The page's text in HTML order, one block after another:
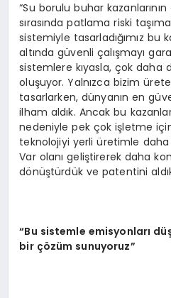
“Su borulu buhar
sırasında patlama riski
sistemiyle tasarladığımız bu
altında güvenli çalışmayı
sistemlere kıyasla, çok daha
oluşuyor. Yalnızca bizim
tasarlarken, dünyanın en
ilham aldık. Ancak bu
nedeniyle pek çok işletme
teknolojiyi yerli üretimle
Var olanı geliştirerek daha
dönüştürdük ve patentini
“Bu sistemle emisyonları
bir çözüm sunuyoruz”